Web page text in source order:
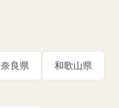
奈良県 和歌山県